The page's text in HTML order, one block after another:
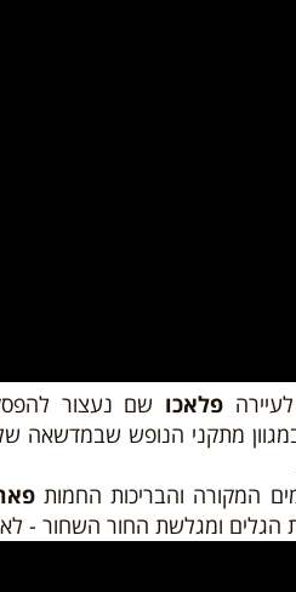
פלאכו שם נעצור
מתקני הנופש שבמדשאה
המקורה והבריכות החמות
הגלים ומגלשת החור השחור -